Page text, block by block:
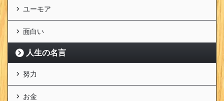
ユーモア
面白い
人生の名言
努力
お金